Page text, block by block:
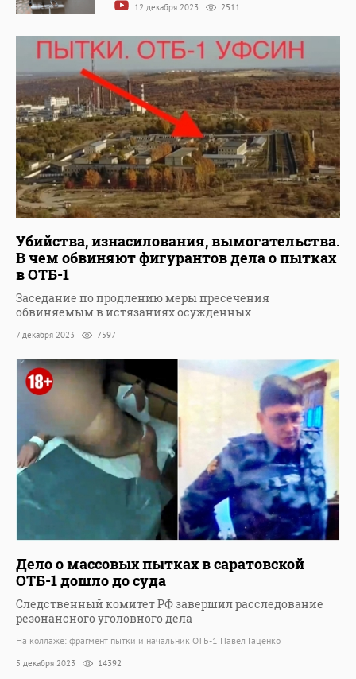
12 декабря 2023 2511
Убийства, изнасилования, вымогательства.
В чем обвиняют фигурантов дела о пытках
в ОТБ-1
Заседание по продлению меры пресечения
обвиняемым в истязаниях осужденных
7 декабря 2023 7597
Дело о массовых пытках в саратовской
ОТБ-1 дошло до суда
Следственный комитет РФ завершил расследование
резонансного уголовного дела
На коллаже: фрагмент пытки и начальник ОТБ-1 Павел Гаценко
5 декабря 2023 14392